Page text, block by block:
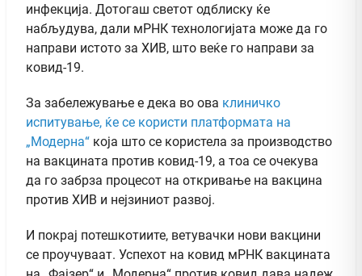
инфекција. Дотогаш светот одблиску ќе
набљудува, дали мРНК технологијата може да го
направи истото за ХИВ, што веќе го направи за
ковид-19.
За забележување е дека во ова клиничко
испитување, ќе се користи платформата на
„Модерна“ која што се користела за производство
на вакцината против ковид-19, а тоа се очекува
да го забрза процесот на откривање на вакцина
против ХИВ и нејзиниот развој.
И покрај потешкотиите, ветувачки нови вакцини
се проучуваат. Успехот на ковид мРНК вакцината